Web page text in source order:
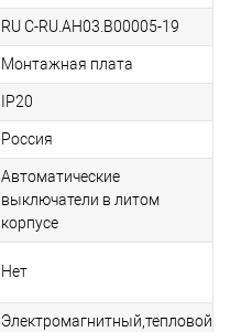
RU C-RU.АН03.B00005-19
Монтажная плата
IP20
Россия
Автоматические
выключатели в литом
корпусе
Нет
Электромагнитный,тепловой